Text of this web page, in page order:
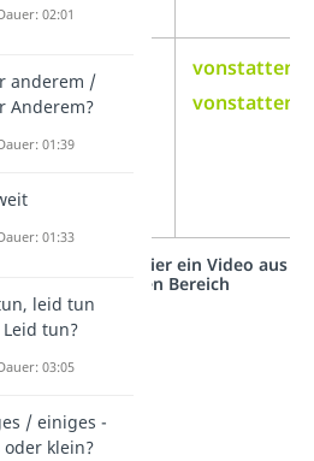
von statten
ging
vernetzt: Hier ein Video aus
einem anderen Bereich
02:01
anderem /
Anderem?
01:39
01:33
leid tun
tun?
03:05
/ einiges -
klein?